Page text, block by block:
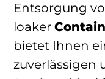
Entsorgung
loaker
bietet Ihnen
zuverlässigen